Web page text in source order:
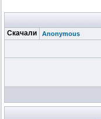
Скачали
Anonymous